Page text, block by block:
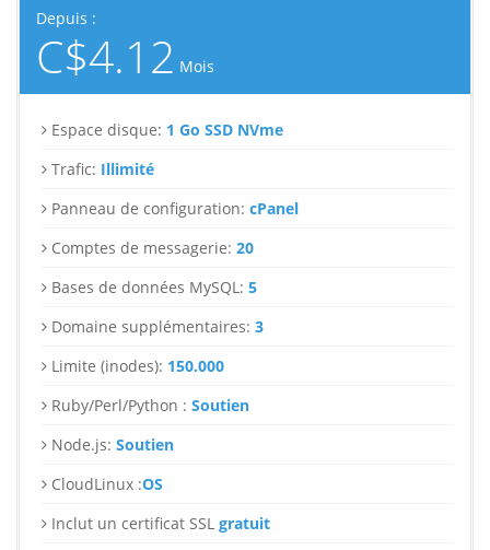
Depuis :
C$4.12 Mois
Espace disque: 1 Go SSD NVme
Trafic: Illimité
Panneau de configuration: cPanel
Comptes de messagerie: 20
Bases de données MySQL: 5
Domaine supplémentaires: 3
Limite (inodes): 150.000
Ruby/Perl/Python : Soutien
Node.js: Soutien
CloudLinux :OS
Inclut un certificat SSL gratuit